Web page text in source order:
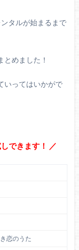
タルが始まるまで
めました！
いってはいかがで
できます！ ／
恋のうた